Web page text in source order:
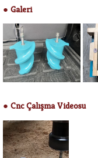
● Galeri
● Cnc Çalışma Videosu